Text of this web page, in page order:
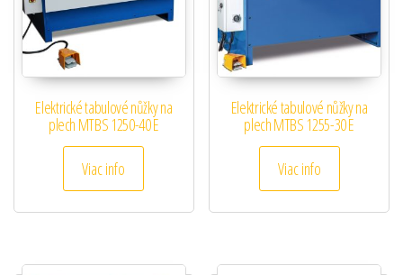
Elektrické tabulové nůžky na
plech MTBS 1250-40 E
Viac info
Elektrické tabulové nůžky na
plech MTBS 1255-30 E
Viac info